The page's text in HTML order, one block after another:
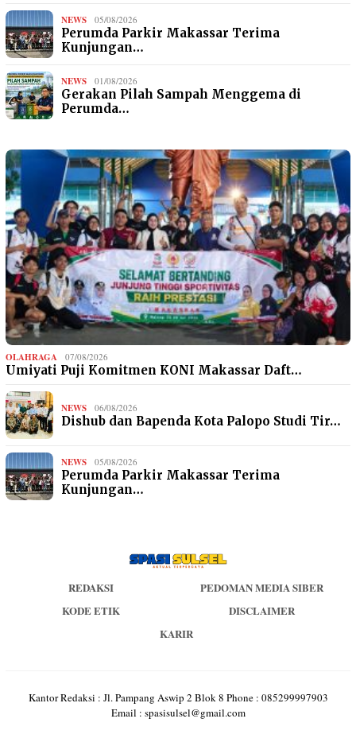
NEWS 05/08/2026
Perumda Parkir Makassar Terima
Kunjungan…
NEWS 01/08/2026
Gerakan Pilah Sampah Menggema di
Perumda…
OLAHRAGA 07/08/2026
Umiyati Puji Komitmen KONI Makassar Daft…
NEWS 06/08/2026
Dishub dan Bapenda Kota Palopo Studi Tir…
NEWS 05/08/2026
Perumda Parkir Makassar Terima
Kunjungan…
REDAKSI
PEDOMAN MEDIA SIBER
KODE ETIK
DISCLAIMER
KARIR
Kantor Redaksi : Jl. Pampang Aswip 2 Blok 8 Phone : 085299997903
Email : spasisulsel@gmail.com